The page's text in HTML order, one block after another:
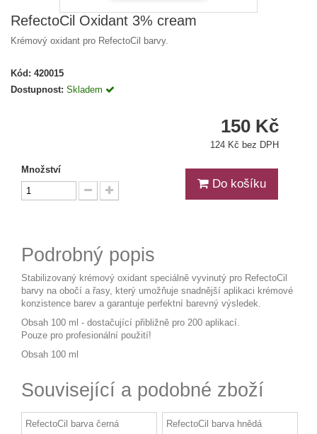
RefectoCil Oxidant 3% cream
Krémový oxidant pro RefectoCil barvy.
Kód: 420015
Dostupnost: Skladem
150 Kč
124 Kč bez DPH
Množství
Do košíku
Podrobný popis
Stabilizovaný krémový oxidant speciálně vyvinutý pro RefectoCil
barvy na obočí a řasy, který umožňuje snadnější aplikaci krémové
konzistence barev a garantuje perfektní barevný výsledek.
Obsah 100 ml - dostačující přibližně pro 200 aplikací.
Pouze pro profesionální použití!
Obsah 100 ml
Související a podobné zboží
RefectoCil barva černá RefectoCil barva hnědá